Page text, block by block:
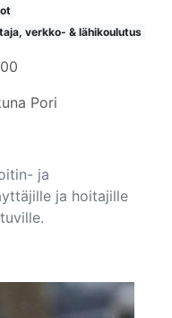
verkko- & lähikoulutus
Pori
ja
ja hoitajille